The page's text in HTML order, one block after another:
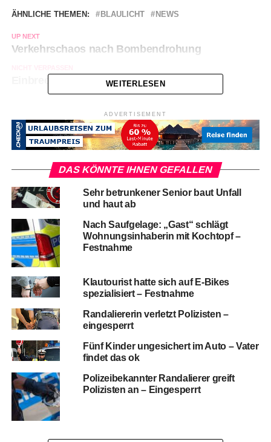
ÄHNLICHE THEMEN: BLAULICHT NEWS
UP NEXT
Verkehrschaos nach Bombendrohung
Einbrecher festgenommen
WEITERLESEN
ADVERTISEMENT
DAS KÖNNTE IHNEN GEFALLEN
Sehr betrunkener Senior baut Unfall
und haut ab
Nach Saufgelage: „Gast“ schlägt
Wohnungsinhaberin mit Kochtopf –
Festnahme
Klautourist hatte sich auf E-Bikes
spezialisiert – Festnahme
Randaliererin verletzt Polizisten –
eingesperrt
Fünf Kinder ungesichert im Auto – Vater
findet das ok
Polizeibekannter Randalierer greift
Polizisten an – Eingesperrt